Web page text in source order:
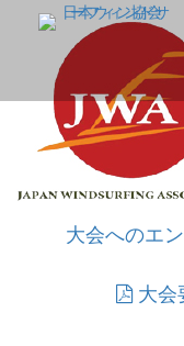
大会へのエ
大会